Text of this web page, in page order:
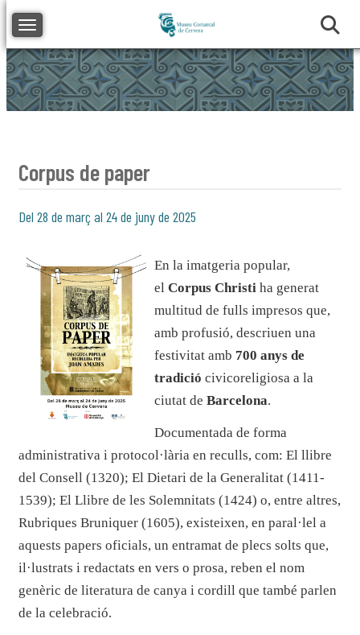
Toggle navigation
Corpus de paper
Del 28 de març al 24 de juny de 2025
En la imatgeria popular,
el Corpus Christi ha generat
multitud de fulls impresos que,
amb profusió, descriuen una
festivitat amb 700 anys de
tradició civicoreligiosa a la
ciutat de Barcelona.
Documentada de forma
administrativa i protocol·lària en reculls, com: El llibre
del Consell (1320); El Dietari de la Generalitat (1411-
1539); El Llibre de les Solemnitats (1424) o, entre altres,
Rubriques Bruniquer (1605), existeixen, en paral·lel a
aquests papers oficials, un entramat de plecs solts que,
il·lustrats i redactats en vers o prosa, reben el nom
genèric de literatura de canya i cordill que també parlen
de la celebració.